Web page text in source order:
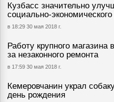
Кузбасс значительно
социально-
в 18:29 30 мая 2018 г.
Работу крупного
за незаконного ремонта
в 17:59 30 мая 2018 г.
Кемеровчанин украл
день рождения